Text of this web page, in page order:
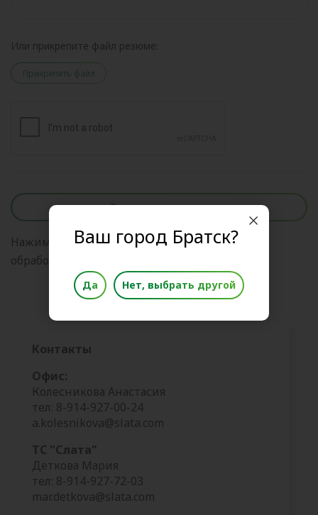
Или прикрепите файл резюме:
Прикрепить файл
Отправить анкету
Нажимая на кнопку, я даю свое согласие на
обработку
Контакты
Офис:
Колесникова Анастасия
тел: 8-914-927-00-24
a.kolesnikova@slata.com
ТС "Слата"
Деткова Мария
тел: 8-914-927-72-03
mar.detkova@slata.com
Ваш город Братск?
Да Нет, выбрать другой